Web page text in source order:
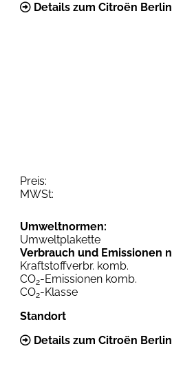
Details zum Citroën
Preis:
MWSt:
Umweltnormen:
Umweltplakette
Verbrauch und Emissionen
Kraftstoffverbr. komb.
CO2-Emissionen komb.
CO2-Klasse
Standort
Details zum Citroën